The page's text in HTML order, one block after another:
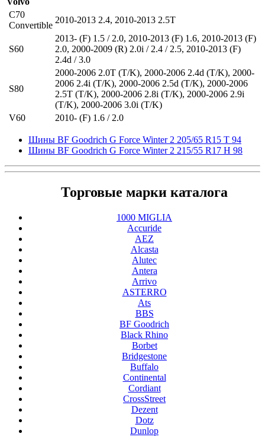
C70
Convertible
2010-2013 2.4, 2010-2013 2.5T
S60
2013- (F) 1.5 / 2.0, 2010-2013 (F) 1.6, 2010-2013 (F)
2.0, 2000-2009 (R) 2.0i / 2.4 / 2.5, 2010-2013 (F)
2.4d / 3.0
S80
2000-2006 2.0T (T/K), 2000-2006 2.4d (T/K), 2000-
2006 2.4i (T/K), 2000-2006 2.5d (T/K), 2000-2006
2.5T (T/K), 2000-2006 2.8i (T/K), 2000-2006 2.9i
(T/K), 2000-2006 3.0i (T/K)
V60
2010- (F) 1.6 / 2.0
Шины BF Goodrich G Force Winter 2 205/65 R15 T 94
Шины BF Goodrich G Force Winter 2 215/55 R17 H 98
Торговые марки каталога
1000 MIGLIA
Accuride
AEZ
Alcasta
Alutec
Antera
Arrivo
ASTERRO
Ats
BBS
BF Goodrich
Black Rhino
Borbet
Bridgestone
Buffalo
Continental
Cordiant
CrossStreet
Dezent
Dotz
Dunlop